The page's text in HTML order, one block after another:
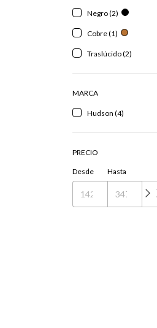
Negro (2)
Cobre (1)
Traslúcido (2)
MARCA
Hudson (4)
PRECIO
Desde Hasta